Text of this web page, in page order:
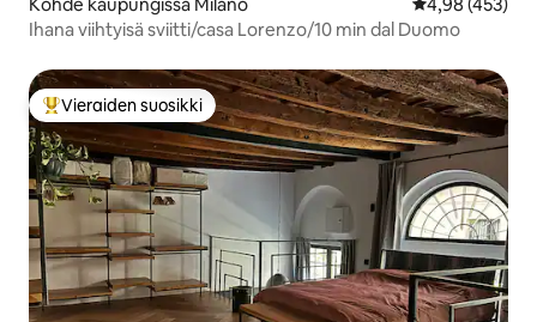
Ihana viihtyisä sviitti/casa Lorenzo/10 min dal Duomo
Vieraiden suosikkien parhaimmistoa
Vieraiden suosikki